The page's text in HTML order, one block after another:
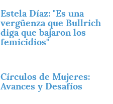
Estela Díaz: "Es una
vergüenza que Bullrich
diga que bajaron los
femicidios"
Círculos de Mujeres:
Avances y Desafíos